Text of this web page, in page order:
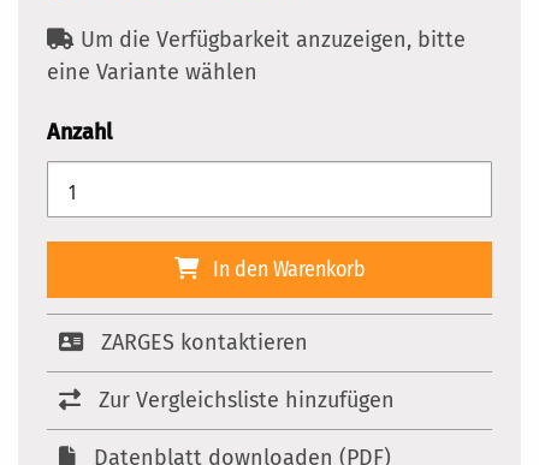
Um die Verfügbarkeit anzuzeigen, bitte
eine Variante wählen
Anzahl
In den Warenkorb
ZARGES kontaktieren
Zur Vergleichsliste hinzufügen
Datenblatt downloaden (PDF)